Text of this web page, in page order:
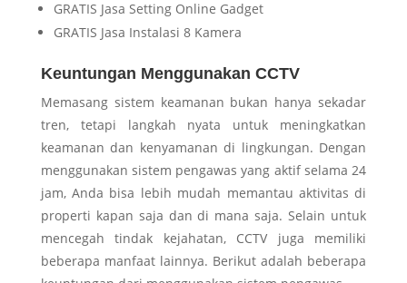
GRATIS Jasa Setting Online Gadget
GRATIS Jasa Instalasi 8 Kamera
Keuntungan Menggunakan CCTV
Memasang sistem keamanan bukan hanya sekadar
tren, tetapi langkah nyata untuk meningkatkan
keamanan dan kenyamanan di lingkungan. Dengan
menggunakan sistem pengawas yang aktif selama 24
jam, Anda bisa lebih mudah memantau aktivitas di
properti kapan saja dan di mana saja. Selain untuk
mencegah tindak kejahatan, CCTV juga memiliki
beberapa manfaat lainnya. Berikut adalah beberapa